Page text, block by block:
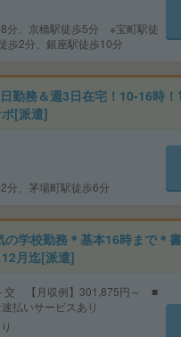
分、京橋駅徒歩5分 ※宝町駅徒
歩2分、銀座駅徒歩10分
勤務＆週3日在宅！10-16時！
[派遣]
分、茅場町駅徒歩6分
の学校勤務＊基本16時まで＊
月迄[派遣]
交 【月収例】301,875円～ ■
払いサービスあり